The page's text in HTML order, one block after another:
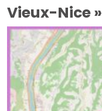
Vieux-Nice »